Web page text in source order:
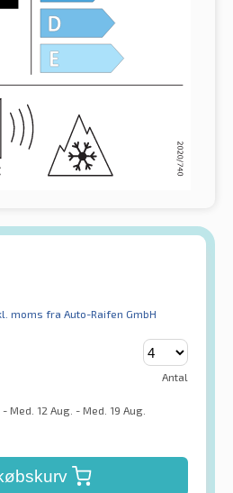
moms fra Auto-Raifen GmbH
Antal
12 Aug. - Med. 19 Aug.